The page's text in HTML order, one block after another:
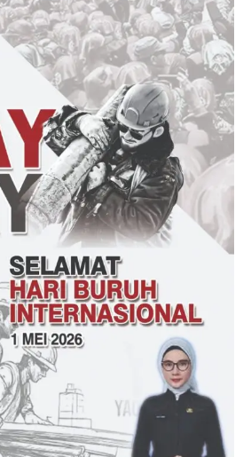
H diantaranya melaksanakan sholat,
kultum, pengumpulan
kegiatan santunan bagi masyarakat
mudah mudahan kegiatan di bulan
amal baik kita semua dan dirahmati